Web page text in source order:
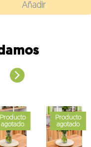
Añadir
Producto
agotado
Producto
agotado